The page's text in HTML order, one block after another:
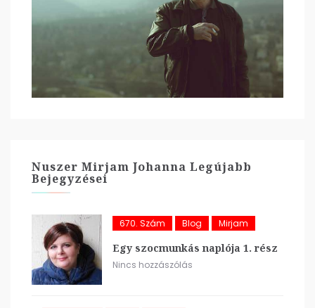
Nuszer Mirjam Johanna Legújabb
Bejegyzései
670. Szám Blog Mirjam
Egy szocmunkás naplója 1. rész
Nincs hozzászólás